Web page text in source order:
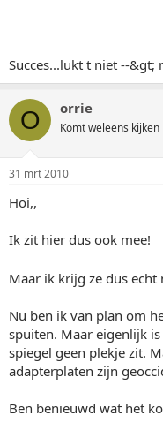
Succes...lukt t niet --&gt;
O orrie
Komt weleens kijken
31 mrt 2010
Hoi,,
Ik zit hier dus ook mee!
Maar ik krijg ze dus echt
Nu ben ik van plan om
spuiten. Maar eigenlijk
spiegel geen plekje zit.
adapterplaten zijn
Ben benieuwd wat het